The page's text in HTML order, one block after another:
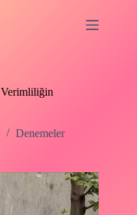
Denemeler